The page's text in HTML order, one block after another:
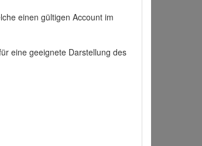
einen gültigen Account im
eine geeignete Darstellung des